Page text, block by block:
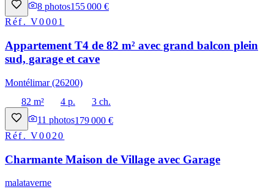
8 photos155 000 €
Réf.V0001
Appartement T4 de 82 m² avec grand balcon plein
sud, garage et cave
Montélimar (26200)
82 m²
4 p.
3 ch.
11 photos179 000 €
Réf.V0020
Charmante Maison de Village avec Garage
malataverne